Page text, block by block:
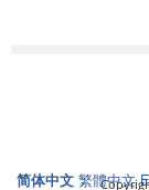
简体中文 繁體中文